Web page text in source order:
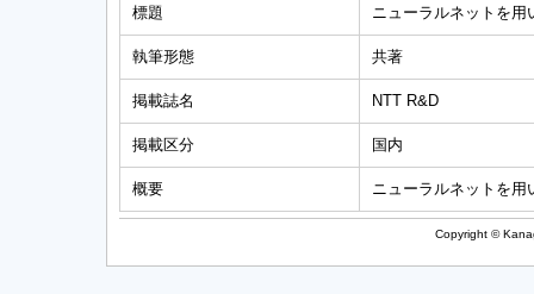
標題 ニューラルネットを用
執筆形態 共著
掲載誌名 NTT R&D
掲載区分 国内
概要 ニューラルネットを用
Copyright ©